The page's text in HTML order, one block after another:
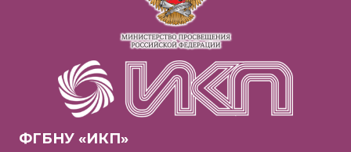
ФГБНУ «ИКП»